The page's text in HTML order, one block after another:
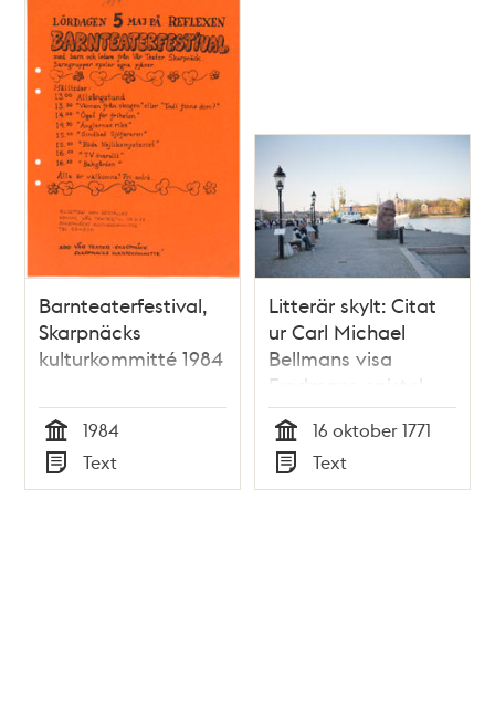
Barnteaterfestival,
Skarpnäcks
kulturkommitté 1984
Tid
1984
Typ
Text
Litterär skylt: Citat
ur Carl Michael
Bellmans visa
Fredmans epistel
n:o 33
Tid
16 oktober 1771
Typ
Text